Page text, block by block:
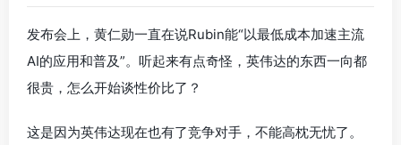
发布会上，黄仁勋一直在说Rubin能“以最低成本加速主流
AI的应用和普及”。听起来有点奇怪，英伟达的东西一向都
很贵，怎么开始谈性价比了？
这是因为英伟达现在也有了竞争对手，不能高枕无忧了。